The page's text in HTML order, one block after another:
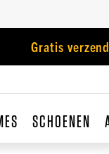
Gratis
SCHOENEN